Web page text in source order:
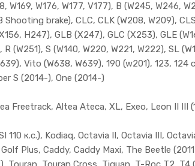
W169, W176, W177, V177), B (W245, W246,
brake), CLC, CLK (W208, W209),
H247), GLB (X247), GLC (X253), GLE
R (W251), S (W140, W220, W221, W222), SL
Vito (W638, W639), 190 (w201), 123, 124
S (2014-), One (2014-)
Freetrack, Altea Ateca, XL, Exeo, Leon II
110 к.с.), Kodiaq, Octavia II, Octavia III,
Plus, Caddy, Caddy Maxi, The Beetle